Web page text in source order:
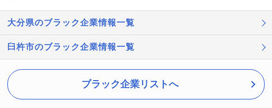
大分県のブラック企業情報一覧
臼杵市のブラック企業情報一覧
ブラック企業リストへ